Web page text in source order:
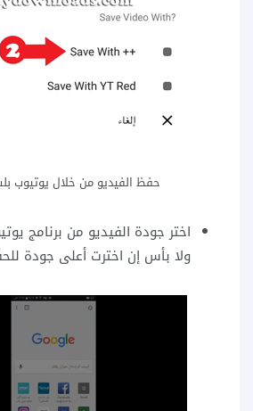
حفظ الفيديو من خلال يوتيوب
اختر جودة الفيديو من برنامج
ولا بأس إن اخترت أعلى جودة